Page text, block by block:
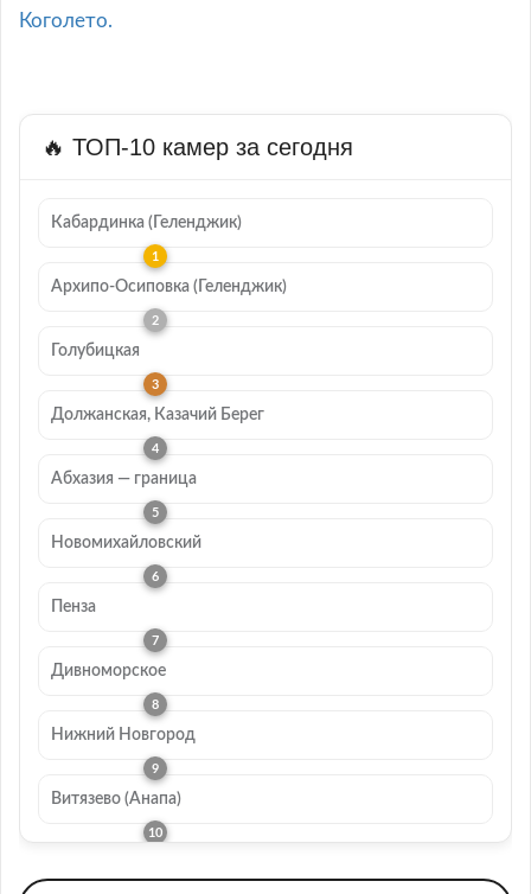
Коголето.
🔥 ТОП-10 камер за сегодня
Кабардинка (Геленджик)
Архипо-Осиповка (Геленджик)
Голубицкая
Должанская, Казачий Берег
Абхазия — граница
Новомихайловский
Пенза
Дивноморское
Нижний Новгород
Витязево (Анапа)